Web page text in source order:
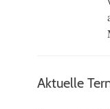
Aktuelle